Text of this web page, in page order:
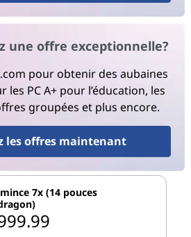
une offre exceptionnelle?
pour obtenir des aubaines
les PC A+ pour l’éducation, les
groupées et plus encore.
les offres maintenant
7x (14 pouces